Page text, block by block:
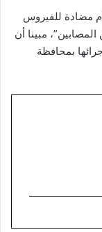
مضادة للفيروس
مبينا أن
بمحافظة